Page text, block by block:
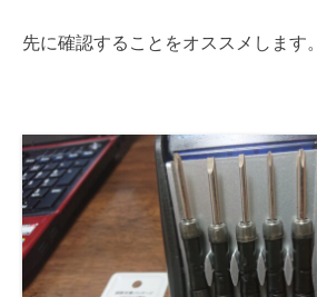
先に確認することをオススメします。